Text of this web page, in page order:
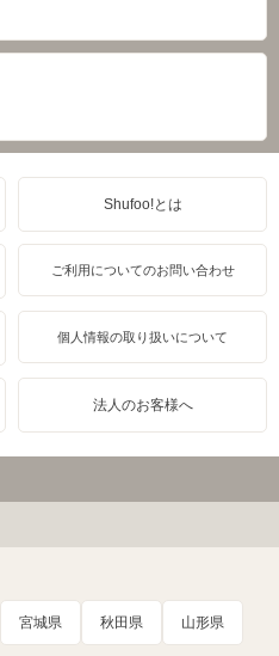
Shufoo!とは
ご利用についてのお問い合わせ
個人情報の取り扱いについて
法人のお客様へ
宮城県 秋田県 山形県